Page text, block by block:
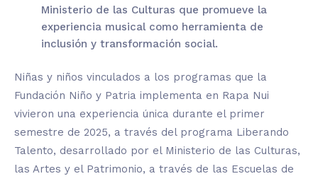
Ministerio de las Culturas que promueve la
experienciamusical como herramienta de
inclusión y transformación social.
Niñas y niños vinculados a los programas que la
Fundación Niño y Patria implementa en Rapa Nui
vivieron una experiencia única durante el primer
semestre de 2025, a través del programa Liberando
Talento, desarrollado por el Ministerio de las Culturas,
las Artes y el Patrimonio, a través de las Escuelas de